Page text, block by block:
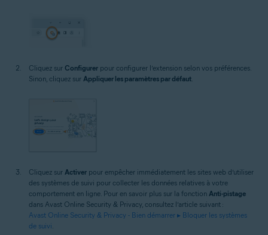
Cliquez sur Configurer pour configurer l’extension selon vos préférences.
Sinon, cliquez sur Appliquer les paramètres par défaut
Cliquez sur Activer pour empêcher immédiatement les sites web d’utiliser
des systèmes de suivi pour collecter les données relatives à votre
comportement en ligne. Pour en savoir plus sur la fonction Anti-pistage
dans Avast Online Security & Privacy, consultez l’article suivant :
Avast Online Security & Privacy - Bien démarrer ▸ Bloquer les systèmes
de suivi.